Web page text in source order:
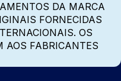
DA MARCA
FORNECIDAS
OS
AOS FABRICANTES